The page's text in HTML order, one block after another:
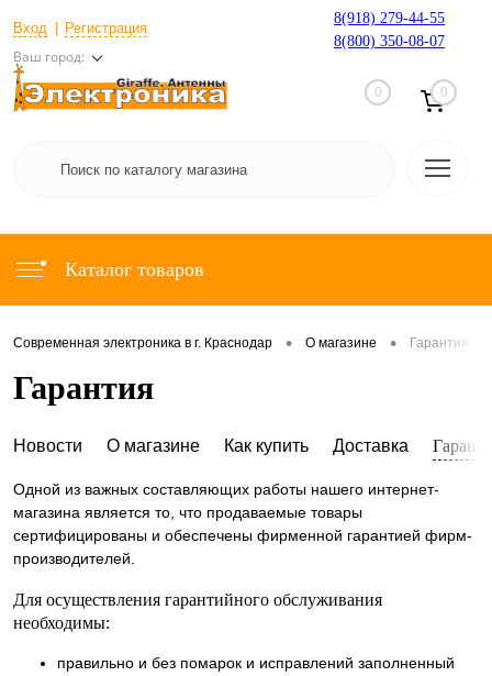
Вход Регистрация
Ваш город:
8(918) 279-44-55
8(800) 350-08-07
0 0
Каталог товаров
Современная электроника в г. Краснодар • О магазине • Гарантия
Гарантия
Новости О магазине Как купить Доставка
Одной из важных составляющих работы нашего интернет-
магазина является то, что продаваемые товары
сертифицированы и обеспечены фирменной гарантией фирм-
производителей.
Для осуществления гарантийного обслуживания
необходимы:
правильно и без помарок и исправлений заполненный